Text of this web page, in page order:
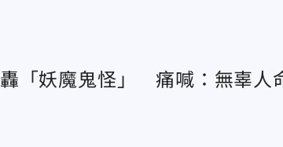
「妖魔鬼怪」 痛喊：無辜人